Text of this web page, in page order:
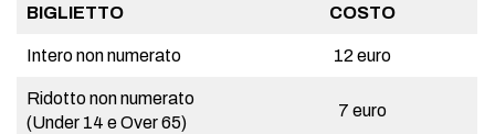
BIGLIETTO COSTO
Intero non numerato 12 euro
Ridotto non numerato
(Under 14 e Over 65)
7 euro